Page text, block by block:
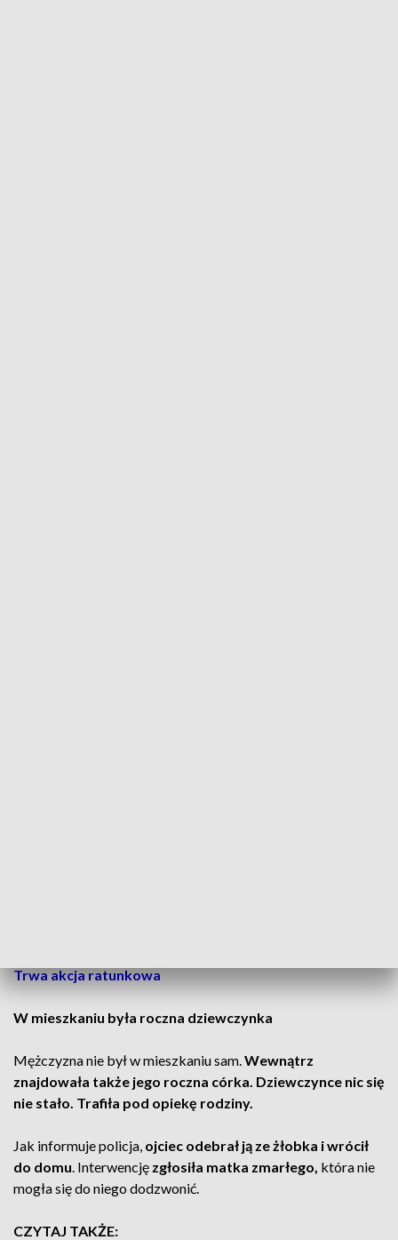
Trwa akcja ratunkowa
W mieszkaniu była roczna dziewczynka
Mężczyzna nie był w mieszkaniu sam.Wewnątrz
znajdowała także jego roczna córka. Dziewczynce nic się
nie stało. Trafiła pod opiekę rodziny.
Jak informuje policja, ojciec odebrał ją ze żłobka i wrócił
do domu. Interwencję zgłosiła matka zmarłego, która nie
mogła się do niego dodzwonić.
CZYTAJ TAKŻE: